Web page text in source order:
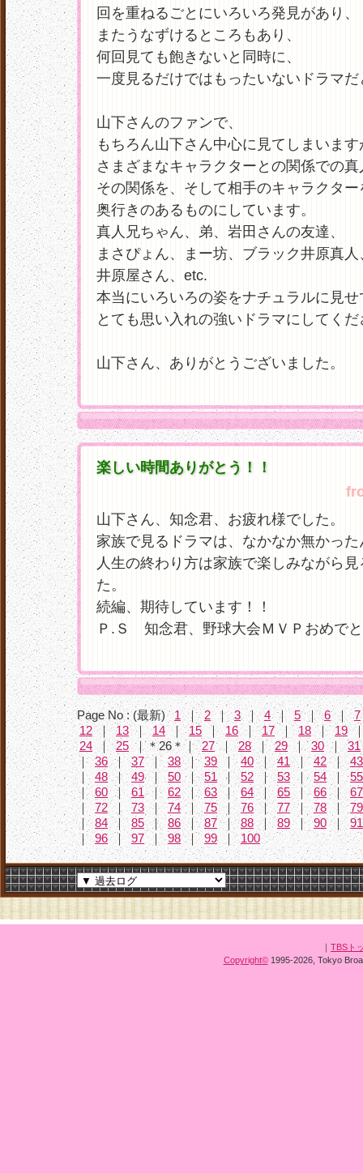
回を重ねるごとにいろいろ発見があり、
またうなずけるところもあり、
何回見ても飽きないと同時に、
一度見るだけではもったいないドラマ
山下さんのファンで、
もちろん山下さん中心に見てしまいます
さまざまなキャラクターとの関係での
その関係を、そして相手のキャラクタ
奥行きのあるものにしています。
真人兄ちゃん、弟、岩田さんの友達、
まさぴょん、まー坊、ブラック井原真人
井原屋さん、etc.
本当にいろいろの姿をナチュラルに見
とても思い入れの強いドラマにしてく
山下さん、ありがとうございました。
楽しい時間ありがとう！！
山下さん、知念君、お疲れ様でした。
家族で見るドラマは、なかなか無かっ
人生の終わり方は家族で楽しみながら
た。
続編、期待しています！！
Ｐ.Ｓ 知念君、野球大会ＭＶＰおめで
Page No : (最新) 1 ｜ 2 ｜3 ｜4 ｜ 5 ｜ 6 ｜
7
12 ｜ 13 ｜ 14｜ 15 ｜ 16 ｜ 17｜ 18 ｜ 19
24 ｜25｜＊26＊｜27 ｜28 ｜ 29 ｜ 30｜ 31
｜ 36 ｜ 37｜ 38 ｜39 ｜ 40｜ 41｜ 42 ｜ 43
｜ 48 ｜ 49｜ 50 ｜51 ｜52 ｜ 53 ｜ 54 ｜ 55
｜ 60｜ 61 ｜ 62 ｜63 ｜ 64 ｜ 65｜ 66 ｜ 67
｜
72｜ 73 ｜74 ｜ 75 ｜ 76 ｜ 77 ｜ 78 ｜79
｜ 84 ｜ 85 ｜86 ｜ 87 ｜ 88 ｜ 89 ｜ 90 ｜ 91
｜ 96｜ 97 ｜98 ｜99 ｜ 100
｜ TBSト
Copyright© 1995-2026, Tokyo